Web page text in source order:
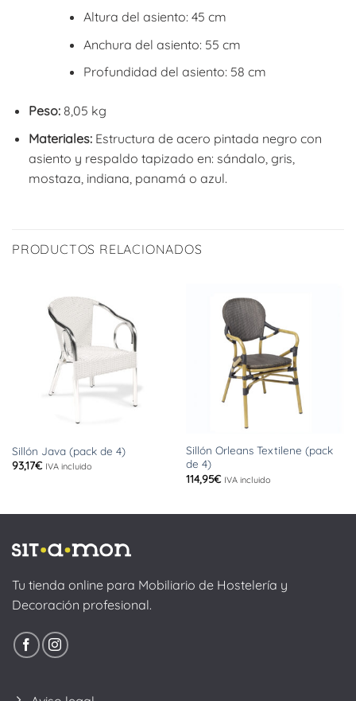
Altura del asiento: 45 cm
Anchura del asiento: 55 cm
Profundidad del asiento: 58 cm
Peso:8,05 kg
Materiales:Estructura de acero pintada negro con
asiento y respaldo tapizado en: sándalo, gris,
mostaza, indiana, panamá o azul.
PRODUCTOS RELACIONADOS
Sillón Java (pack de 4)
93,17€ IVA incluido
Sillón Orleans Textilene (pack
de 4)
114,95€ IVA incluido
Tu tienda online para Mobiliario de Hostelería y
Decoración profesional.